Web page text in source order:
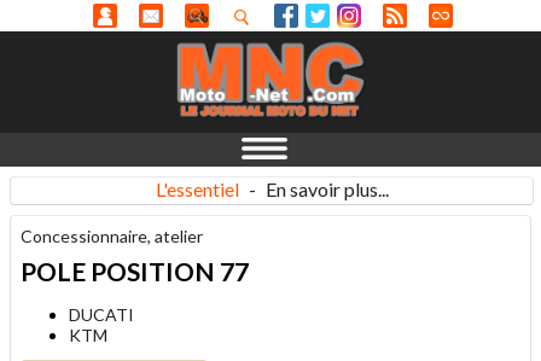
L'essentiel - En savoir plus...
Concessionnaire, atelier
POLE POSITION 77
DUCATI
KTM